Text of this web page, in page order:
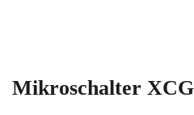
Mikroschalter